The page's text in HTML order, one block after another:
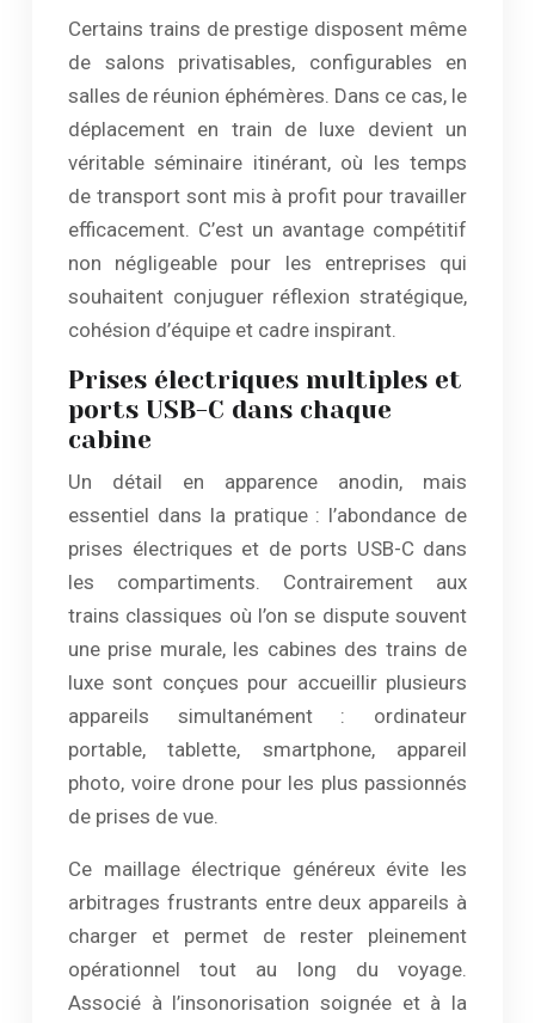
Certains trains de prestige disposent même
de salons privatisables, configurables en
salles de réunion éphémères. Dans ce cas, le
déplacement en train de luxe devient un
véritable séminaire itinérant, où les temps
de transport sont mis à profit pour travailler
efficacement. C’est un avantage compétitif
non négligeable pour les entreprises qui
souhaitent conjuguer réflexion stratégique,
cohésion d’équipe et cadre inspirant.
Prises électriques multiples et
ports USB-C dans chaque
cabine
Un détail en apparence anodin, mais
essentiel dans la pratique : l’abondance de
prises électriques et de ports USB-C dans
les compartiments. Contrairement aux
trains classiques où l’on se dispute souvent
une prise murale, les cabines des trains de
luxe sont conçues pour accueillir plusieurs
appareils simultanément : ordinateur
portable, tablette, smartphone, appareil
photo, voire drone pour les plus passionnés
de prises de vue.
Ce maillage électrique généreux évite les
arbitrages frustrants entre deux appareils à
charger et permet de rester pleinement
opérationnel tout au long du voyage.
Associé à l’insonorisation soignée et à la